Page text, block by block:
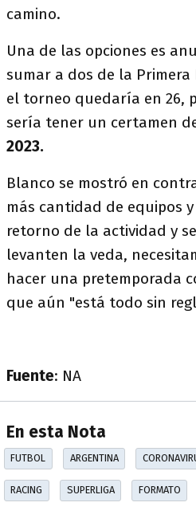
camino.
Una de las opciones es
sumar a dos de la
el torneo quedaría en 26,
sería tener un certamen
2023.
Blanco se mostró en
más cantidad de equipos
retorno de la actividad y
levanten la veda,
hacer una pretemporada
que aún "está todo sin
Fuente: NA
En esta Nota
FUTBOL ARGENTINA
RACING SUPERLIGA FORMATO